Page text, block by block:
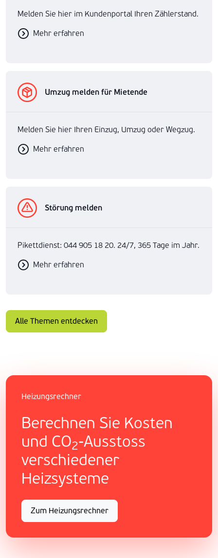
Melden Sie hier im Kundenportal Ihren Zählerstand.
Mehr erfahren
Umzug melden für Mietende
Melden Sie hier Ihren Einzug, Umzug oder Wegzug.
Mehr erfahren
Störung melden
Pikettdienst: 044 905 18 20. 24/7, 365 Tage im Jahr.
Mehr erfahren
Alle Themen entdecken
Heizungsrechner
Berechnen Sie Kosten
und CO2-Ausstoss
verschiedener
Heizsysteme
Zum Heizungsrechner